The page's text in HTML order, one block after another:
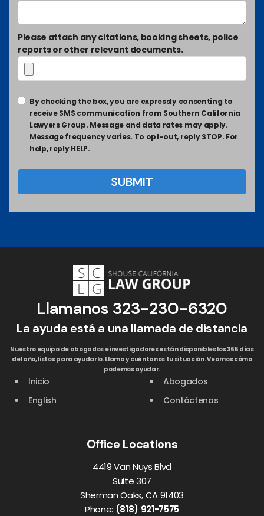
Please attach any citations, booking sheets, police
reports or other relevant documents.
By checking the box, you are expressly consenting to
receive SMS communication from Southern California
Lawyers Group. Message and data rates may apply.
Message frequency varies. To opt-out, reply STOP. For
help, reply HELP.
Llamanos 323-230-6320
La ayuda está a una llamada de distancia
Nuestro equipo de abogados e investigadores están disponibles los 365 días
del año, listos para ayudarlo. Llama y cuéntanos tu situación. Veamos cómo
podemos ayudar.
Inicio
Abogados
English
Contáctenos
Office Locations
4419 Van Nuys Blvd
Suite 307
Sherman Oaks, CA 91403
Phone: (818) 921-7575